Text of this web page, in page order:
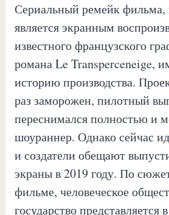
Сериальный ремейк фильма,
является экранным
известного французского
романа Le Transperceneige,
историю производства.
раз заморожен, пилотный
переснимался полностью и
шоураннер. Однако сейчас
и создатели обещают
экраны в 2019 году. По
фильме, человеческое
государство представляется